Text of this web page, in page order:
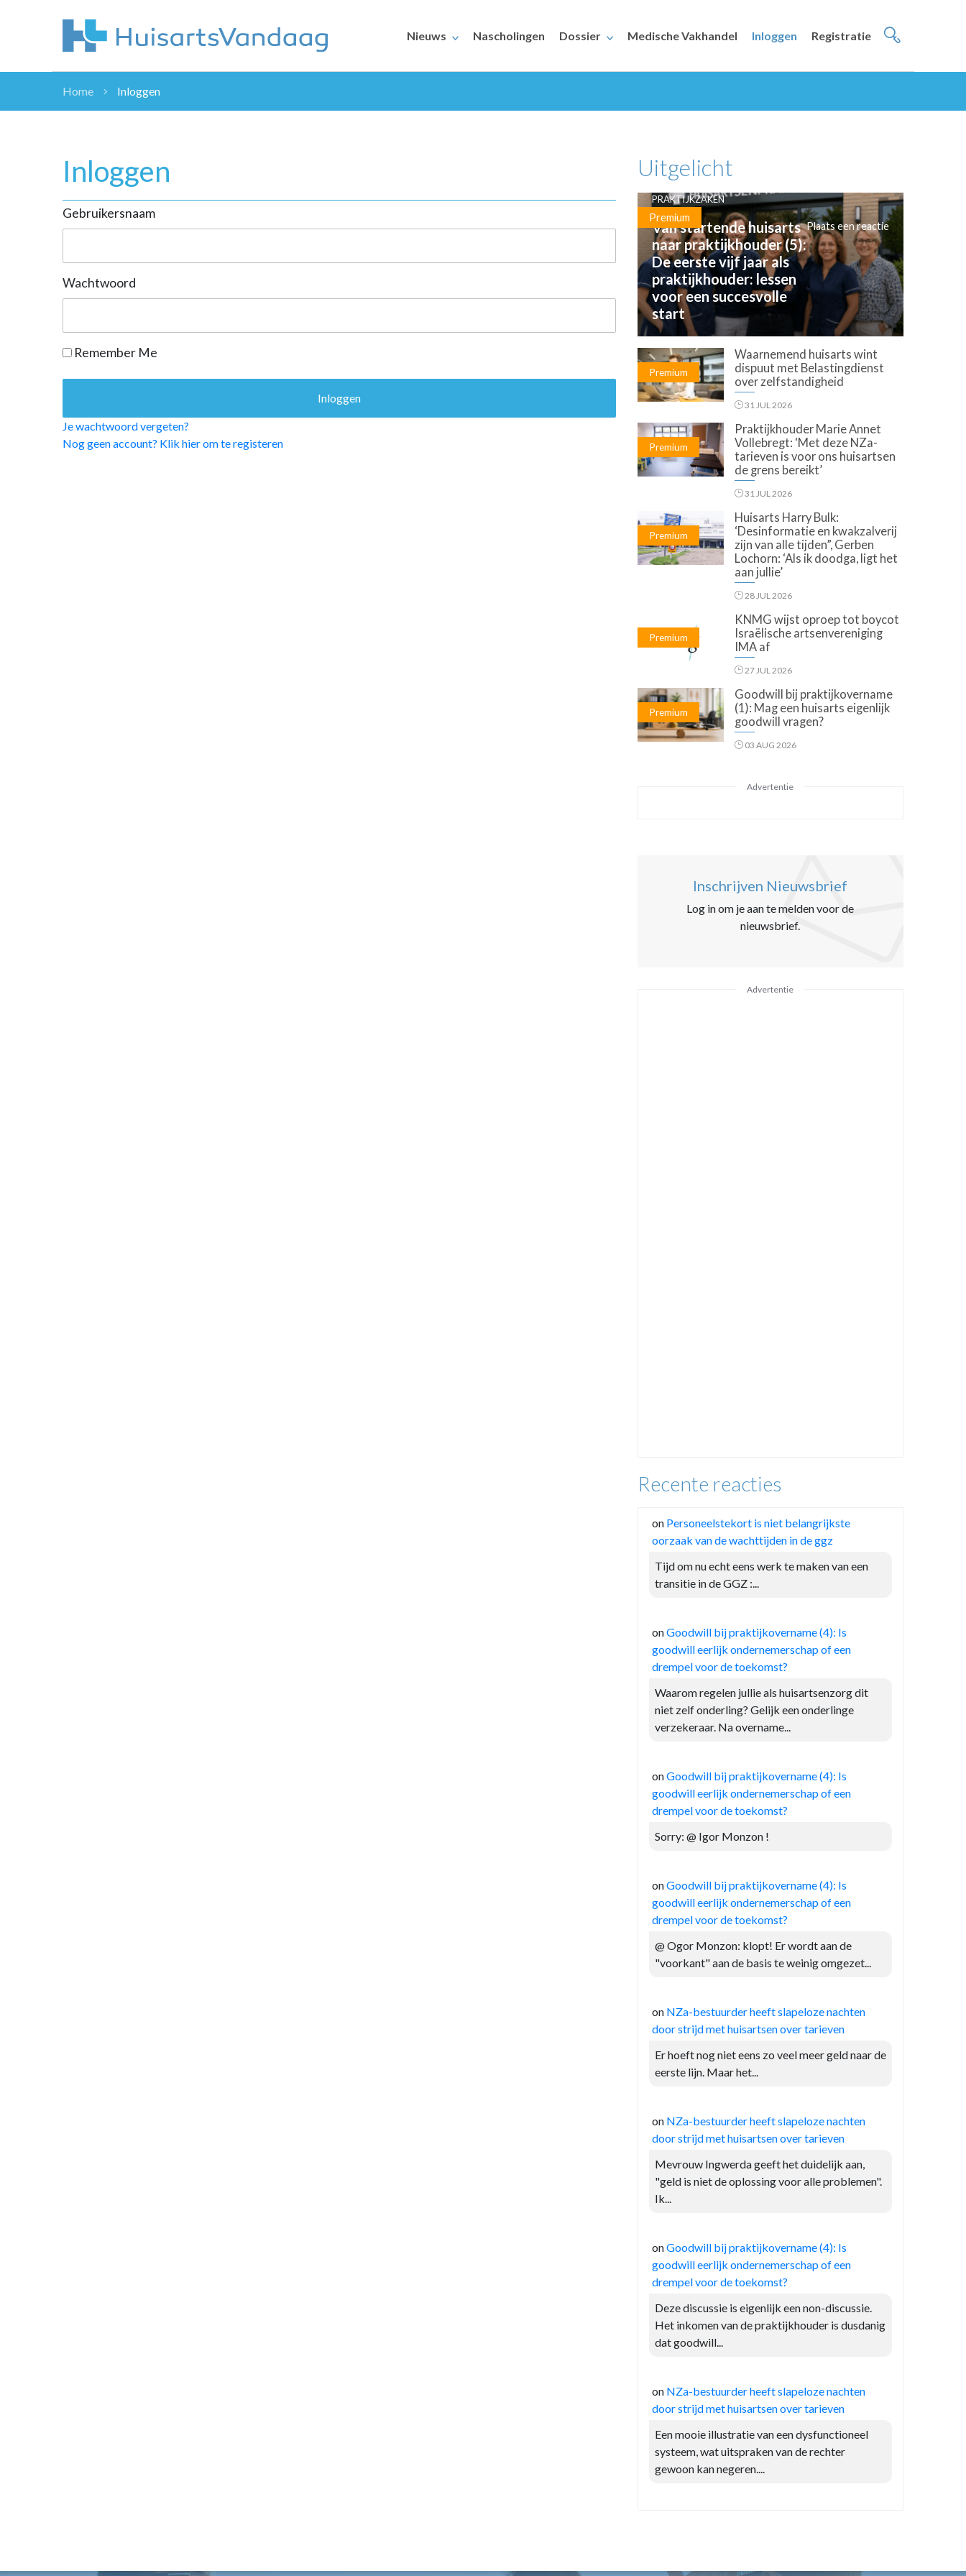
Nieuws Nascholingen Dossier Medische Vakhandel Inloggen Registratie
ZORGVERZEKERAARS
DOSSIER
NHG
PRAKTIJKZAKEN
VPHUISARTSEN
MEDISCHE VAKHANDEL
Home Inloggen
Inloggen
Gebruikersnaam
Wachtwoord
Remember Me
Je wachtwoord vergeten?
Nog geen account? Klik hier om te registeren
Uitgelicht
Premium
PRAKTIJKZAKEN
Van startende huisarts
naar praktijkhouder (5):
De eerste vijf jaar als
praktijkhouder: lessen
voor een succesvolle
start
Plaats een reactie
Premium
Waarnemend huisarts wint
dispuut met Belastingdienst
over zelfstandigheid
31 JUL 2026
Premium
Praktijkhouder Marie Annet
Vollebregt: ‘Met deze NZa-
tarieven is voor ons huisartsen
de grens bereikt’
31 JUL 2026
Premium
Huisarts Harry Bulk:
‘Desinformatie en kwakzalverij
zijn van alle tijden”, Gerben
Lochorn: ‘Als ik doodga, ligt het
aan jullie’
28 JUL 2026
Premium
KNMG wijst oproep tot boycot
Israëlische artsenvereniging
IMA af
27 JUL 2026
Premium
Goodwill bij praktijkovername
(1): Mag een huisarts eigenlijk
goodwill vragen?
03 AUG 2026
Advertentie
Inschrijven Nieuwsbrief
Log in om je aan te melden voor de
nieuwsbrief.
Advertentie
Recente reacties
on Personeelstekort is niet belangrijkste
oorzaak van de wachttijden in de ggz
Tijd om nu echt eens werk te maken van een
transitie in de GGZ :...
onGoodwill bij praktijkovername (4): Is
goodwill eerlijk ondernemerschap of een
drempel voor de toekomst?
Waarom regelen jullie als huisartsenzorg dit
niet zelf onderling? Gelijk een onderlinge
verzekeraar. Na overname...
onGoodwill bij praktijkovername (4): Is
goodwill eerlijk ondernemerschap of een
drempel voor de toekomst?
Sorry: @ Igor Monzon !
onGoodwill bij praktijkovername (4): Is
goodwill eerlijk ondernemerschap of een
drempel voor de toekomst?
@ Ogor Monzon: klopt! Er wordt aan de
"voorkant" aan de basis te weinig omgezet...
on NZa-bestuurder heeft slapeloze nachten
door strijd met huisartsen over tarieven
Er hoeft nog niet eens zo veel meer geld naar de
eerste lijn. Maar het...
on NZa-bestuurder heeft slapeloze nachten
door strijd met huisartsen over tarieven
Mevrouw Ingwerda geeft het duidelijk aan,
"geld is niet de oplossing voor alle problemen".
Ik...
onGoodwill bij praktijkovername (4): Is
goodwill eerlijk ondernemerschap of een
drempel voor de toekomst?
Deze discussie is eigenlijk een non-discussie.
Het inkomen van de praktijkhouder is dusdanig
dat goodwill...
on NZa-bestuurder heeft slapeloze nachten
door strijd met huisartsen over tarieven
Een mooie illustratie van een dysfunctioneel
systeem, wat uitspraken van de rechter
gewoon kan negeren....